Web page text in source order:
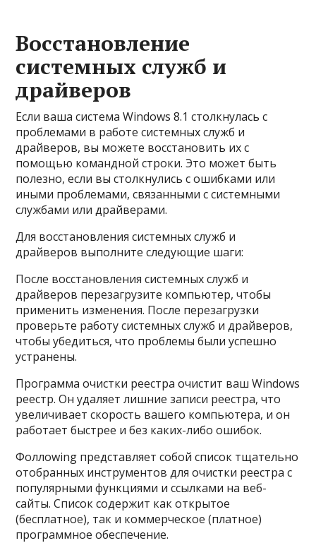
Восстановление
системных служб и
драйверов
Если ваша система Windows 8.1 столкнулась с
проблемами в работе системных служб и
драйверов, вы можете восстановить их с
помощью командной строки. Это может быть
полезно, если вы столкнулись с ошибками или
иными проблемами, связанными с системными
службами или драйверами.
Для восстановления системных служб и
драйверов выполните следующие шаги:
После восстановления системных служб и
драйверов перезагрузите компьютер, чтобы
применить изменения. После перезагрузки
проверьте работу системных служб и драйверов,
чтобы убедиться, что проблемы были успешно
устранены.
Программа очистки реестра очистит ваш Windows
реестр. Он удаляет лишние записи реестра, что
увеличивает скорость вашего компьютера, и он
работает быстрее и без каких-либо ошибок.
Фоллоwing представляет собой список тщательно
отобранных инструментов для очистки реестра с
популярными функциями и ссылками на веб-
сайты. Список содержит как открытое
(бесплатное), так и коммерческое (платное)
программное обеспечение.